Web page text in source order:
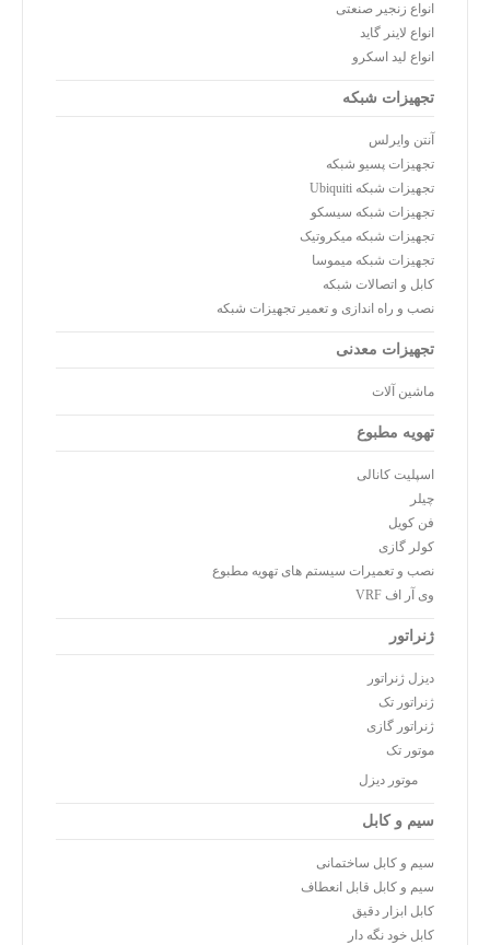
انواع زنجیر صنعتی
انواع لاینر گاید
انواع لید اسکرو
تجهیزات شبکه
آنتن وایرلس
تجهیزات پسیو شبکه
تجهیزات شبکه Ubiquiti
تجهیزات شبکه سیسکو
تجهیزات شبکه میکروتیک
تجهیزات شبکه میموسا
کابل و اتصالات شبکه
نصب و راه اندازی و تعمیر تجهیزات شبکه
تجهیزات معدنی
ماشین آلات
تهویه مطبوع
اسپلیت کانالی
چیلر
فن کویل
کولر گازی
نصب و تعمیرات سیستم های تهویه مطبوع
وی آر اف VRF
ژنراتور
دیزل ژنراتور
ژنراتور تک
ژنراتور گازی
موتور تک
موتور دیزل
سیم و کابل
سیم و کابل ساختمانی
سیم و کابل قابل انعطاف
کابل ابزار دقیق
کابل خود نگه دار